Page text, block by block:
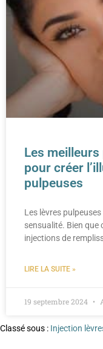
Les
pour créer
pulpeuses
Les lèvres
sensualité. Bien
injections de
LIRE LA SUITE »
19 septembre 2024
Classé sous : Injection